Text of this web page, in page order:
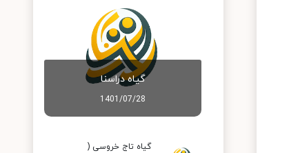
گیاه دراسنا
1401/07/28
گیاه تاج خروسی (